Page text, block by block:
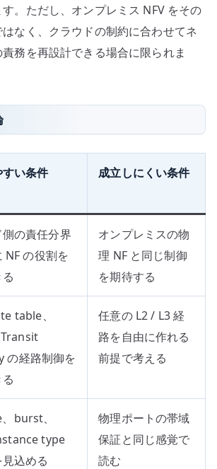
。ただし、オンプレミス NFV をその
なく、クラウドの制約に合わせてネ
務を再設計できる場合に限られま
い条件 成立しにくい条件
の責任分界
NF の役割を
オンプレミスの物
理 NF と同じ制御
を期待する
table、
の経路制御を
任意の L2 / L3 経
路を自由に作れる
前提で考える
burst、
type
込める
物理ポートの帯域
保証と同じ感覚で
読む